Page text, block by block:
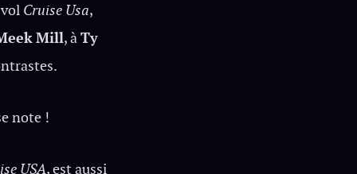
Cruise Usa,
Mill, àTy
note !
USA, est aussi